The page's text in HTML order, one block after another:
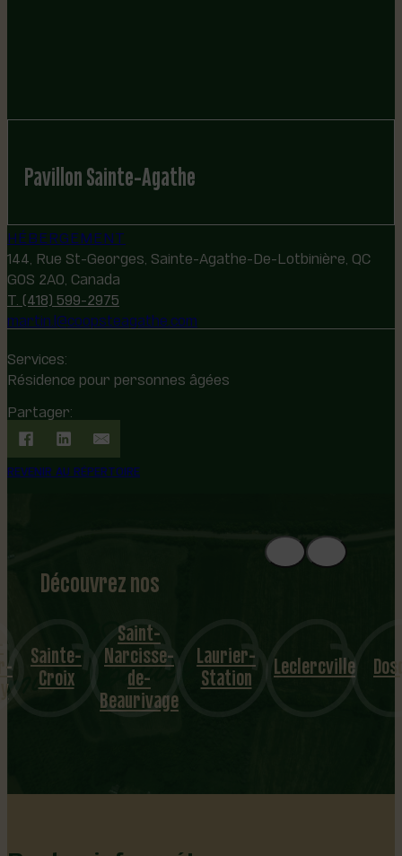
Pavillon Sainte-Agathe
HÉBERGEMENT
144, Rue St-Georges, Sainte-Agathe-De-Lotbinière, QC
G0S 2A0, Canada
T. (418) 599-2975
martin.l@coopsteagathe.com
Services:
Résidence pour personnes âgées
Partager:
REVENIR AU RÉPERTOIRE
Découvrez nos
1
8
mu
nicipalités
Sainte-
Croix
Saint-
Narcisse-
de-
Beaurivage
Laurier-
Station Leclercville